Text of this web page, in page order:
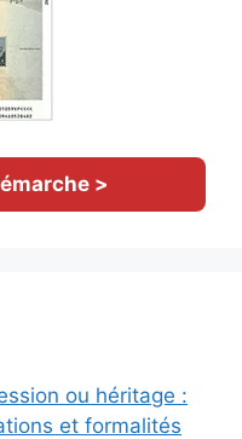
>
ou héritage :
et formalités